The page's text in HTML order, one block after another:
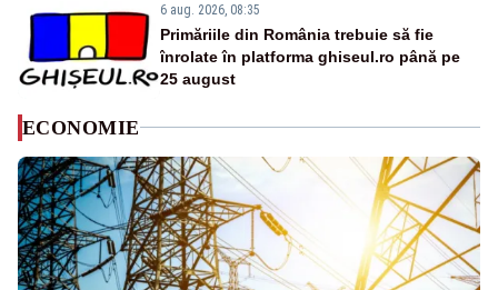
6 aug. 2026, 08:35
Primăriile din România trebuie să fie
înrolate în platforma ghiseul.ro până pe
25 august
ECONOMIE